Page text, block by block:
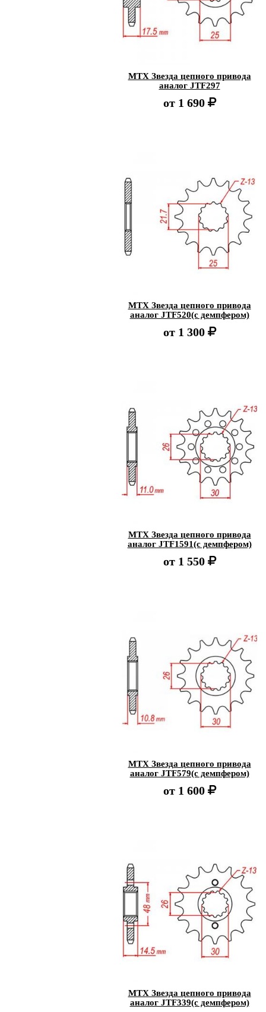
MTX Звезда цепного привода
аналог JTF297
от 1 690
MTX Звезда цепного привода
аналог JTF520(с демпфером)
от 1 300
MTX Звезда цепного привода
аналог JTF1591(с демпфером)
от 1 550
MTX Звезда цепного привода
аналог JTF579(с демпфером)
от 1 600
MTX Звезда цепного привода
аналог JTF339(с демпфером)